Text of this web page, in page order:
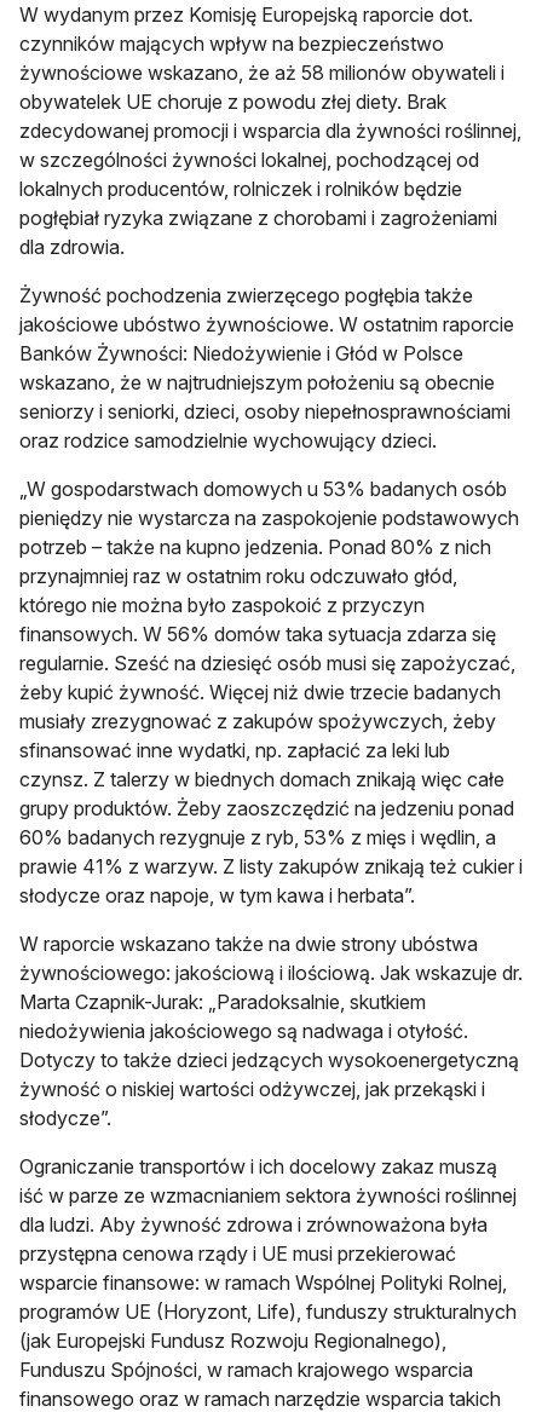
W wydanym przez Komisję Europejską raporcie dot.
czynników mających wpływ na bezpieczeństwo
żywnościowe wskazano, że aż 58 milionów obywateli i
obywatelek UE choruje z powodu złej diety. Brak
zdecydowanej promocji i wsparcia dla żywności roślinnej,
w szczególności żywności lokalnej, pochodzącej od
lokalnych producentów, rolniczek i rolników będzie
pogłębiał ryzyka związane z chorobami i zagrożeniami
dla zdrowia.
Żywność pochodzenia zwierzęcego pogłębia także
jakościowe ubóstwo żywnościowe. W ostatnim raporcie
Banków Żywności: Niedożywienie i Głód w Polsce
wskazano, że w najtrudniejszym położeniu są obecnie
seniorzy i seniorki, dzieci, osoby niepełnosprawnościami
oraz rodzice samodzielnie wychowujący dzieci.
„W gospodarstwach domowych u 53% badanych osób
pieniędzy nie wystarcza na zaspokojenie podstawowych
potrzeb – także na kupno jedzenia. Ponad 80% z nich
przynajmniej raz w ostatnim roku odczuwało głód,
którego nie można było zaspokoić z przyczyn
finansowych. W 56% domów taka sytuacja zdarza się
regularnie. Sześć na dziesięć osób musi się zapożyczać,
żeby kupić żywność. Więcej niż dwie trzecie badanych
musiały zrezygnować z zakupów spożywczych, żeby
sfinansować inne wydatki, np. zapłacić za leki lub
czynsz. Z talerzy w biednych domach znikają więc całe
grupy produktów. Żeby zaoszczędzić na jedzeniu ponad
60% badanych rezygnuje z ryb, 53% z mięs i wędlin, a
prawie 41% z warzyw. Z listy zakupów znikają też cukier i
słodycze oraz napoje, w tym kawa i herbata”.
W raporcie wskazano także na dwie strony ubóstwa
żywnościowego: jakościową i ilościową. Jak wskazuje dr.
Marta Czapnik-Jurak: „Paradoksalnie, skutkiem
niedożywienia jakościowego są nadwaga i otyłość.
Dotyczy to także dzieci jedzących wysokoenergetyczną
żywność o niskiej wartości odżywczej, jak przekąski i
słodycze”.
Ograniczanie transportów i ich docelowy zakaz muszą
iść w parze ze wzmacnianiem sektora żywności roślinnej
dla ludzi. Aby żywność zdrowa i zrównoważona była
przystępna cenowa rządy i UE musi przekierować
wsparcie finansowe: w ramach Wspólnej Polityki Rolnej,
programów UE (Horyzont, Life), funduszy strukturalnych
(jak Europejski Fundusz Rozwoju Regionalnego),
Funduszu Spójności, w ramach krajowego wsparcia
finansowego oraz w ramach narzędzie wsparcia takich